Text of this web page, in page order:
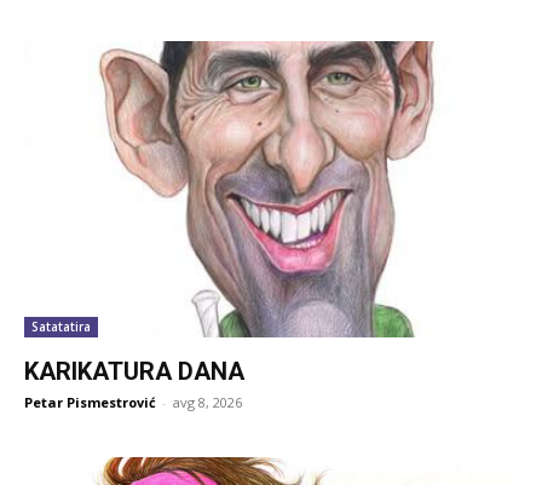
Satatatira
KARIKATURA DANA
Petar Pismestrović - avg 8, 2026